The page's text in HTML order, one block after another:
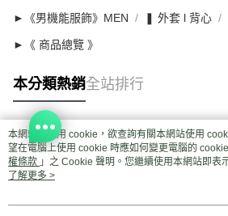
►《男機能服飾》MEN ❚ 外套 l 背心
►《 商品總覽 》
本分類熱銷全站排行
熱門標籤
本網站中使用 cookie，欲查詢有關本網站使用
望在電腦上使用 cookie 時應如何變更電腦的
權條款 」之 Cookie 聲明。您繼續使用本網站即表
用條款之 Cookie 聲明使用 cookie。
了解更多 >